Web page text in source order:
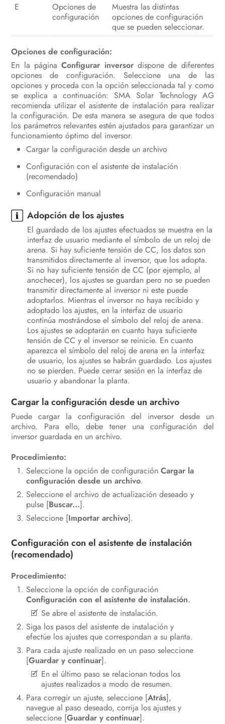
E
Opciones de
configuración
Muestra las distintas
opciones de configuración
que se pueden seleccionar.
Opciones de configuración:
En la páginaConfigurar inversordispone de diferentes
opciones de configuración. Seleccione una de las
opciones y proceda con la opción seleccionada tal y como
se explica a continuación: SMA Solar Technology AG
recomienda utilizar el asistente de instalación para realizar
la configuración. De esta manera se asegura de que todos
los parámetros relevantes estén ajustados para garantizar un
funcionamiento óptimo del inversor.
Cargar la configuración desde un archivo
Configuración con el asistente de instalación
(recomendado)
Configuración manual
Adopción de los ajustes
El guardado de los ajustes efectuados se muestra en la
interfaz de usuario mediante el símbolo de un reloj de
arena. Si hay suficiente tensión de CC, los datos son
transmitidos directamente al inversor, que los adopta.
Si no hay suficiente tensión de CC (por ejemplo, al
anochecer), los ajustes se guardan pero no se pueden
transmitir directamente al inversor ni este puede
adoptarlos. Mientras el inversor no haya recibido y
adoptado los ajustes, en la interfaz de usuario
continúa mostrándose el símbolo del reloj de arena.
Los ajustes se adoptarán en cuanto haya suficiente
tensión de CC y el inversor se reinicie. En cuanto
aparezca el símbolo del reloj de arena en la interfaz
de usuario, los ajustes se habrán guardado. Los ajustes
no se pierden. Puede cerrar sesión en la interfaz de
usuario y abandonar la planta.
Cargar la configuración desde un archivo
Puede cargar la configuración del inversor desde un
archivo. Para ello, debe tener una configuración del
inversor guardada en un archivo.
Procedimiento:
Seleccione la opción de configuraciónCargar la
configuración desde un archivo.
Seleccione el archivo de actualización deseado y
pulse [Buscar...].
Seleccione [Importar archivo].
Configuración con el asistente de instalación
(recomendado)
Procedimiento:
Seleccione la opción de configuración
Configuración con el asistente de instalación.
Se abre el asistente de instalación.
Siga los pasos del asistente de instalación y
efectúe los ajustes que correspondan a su planta.
Para cada ajuste realizado en un paso seleccione
[Guardar y continuar].
En el último paso se relacionan todos los
ajustes realizados a modo de resumen.
Para corregir un ajuste, seleccione [Atrás],
navegue al paso deseado, corrija los ajustes y
seleccione [Guardar y continuar].